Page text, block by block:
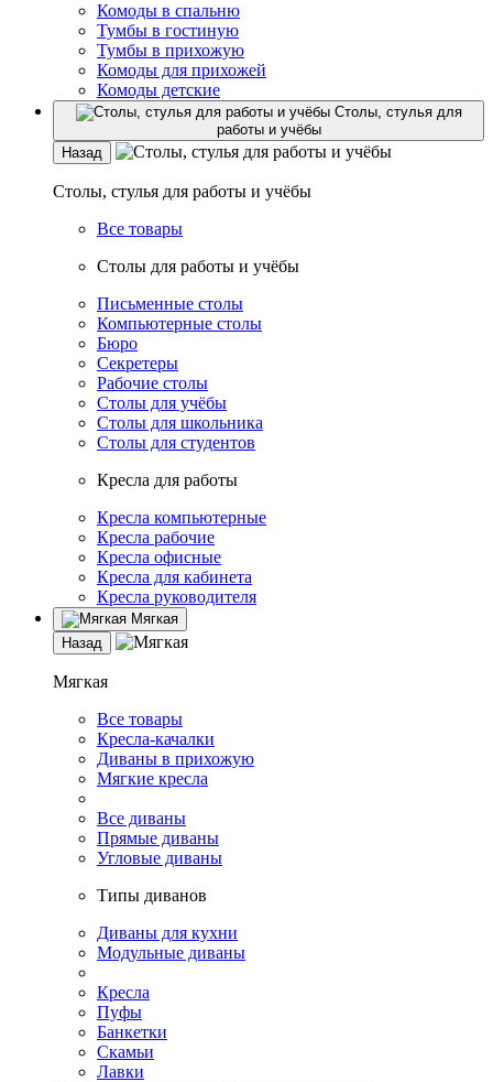
Комоды в спальню
Тумбы в гостиную
Тумбы в прихожую
Комоды для прихожей
Комоды детские
Столы, стулья для
работы и учёбы
Назад
Столы, стулья для работы и учёбы
Все товары
Столы для работы и учёбы
Письменные столы
Компьютерные столы
Бюро
Секретеры
Рабочие столы
Столы для учёбы
Столы для школьника
Столы для студентов
Кресла для работы
Кресла компьютерные
Кресла рабочие
Кресла офисные
Кресла для кабинета
Кресла руководителя
Мягкая
Назад
Мягкая
Все товары
Кресла-качалки
Диваны в прихожую
Мягкие кресла
Все диваны
Прямые диваны
Угловые диваны
Типы диванов
Диваны для кухни
Модульные диваны
Кресла
Пуфы
Банкетки
Скамьи
Лавки